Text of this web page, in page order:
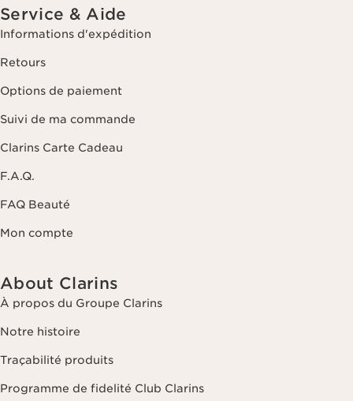
Service & Aide
Informations d'expédition
Retours
Options de paiement
Suivi de ma commande
Clarins Carte Cadeau
F.A.Q.
FAQ Beauté
Mon compte
About Clarins
À propos du Groupe Clarins
Notre histoire
Traçabilité produits
Programme de fidelité Club Clarins